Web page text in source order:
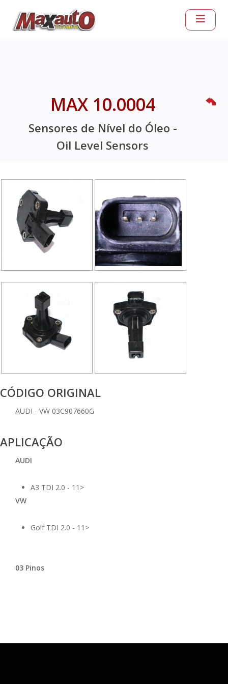
MAX 10.0004
Sensores de Nível do Óleo -
Oil Level Sensors
CÓDIGO ORIGINAL
AUDI - VW 03C907660G
APLICAÇÃO
AUDI
A3 TDI 2.0 - 11>
VW
Golf TDI 2.0 - 11>
03 Pinos